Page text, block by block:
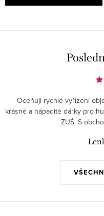
Oceňuji rychlé vyřízení
krásné a nápadité dárky pro
ZUŠ. S